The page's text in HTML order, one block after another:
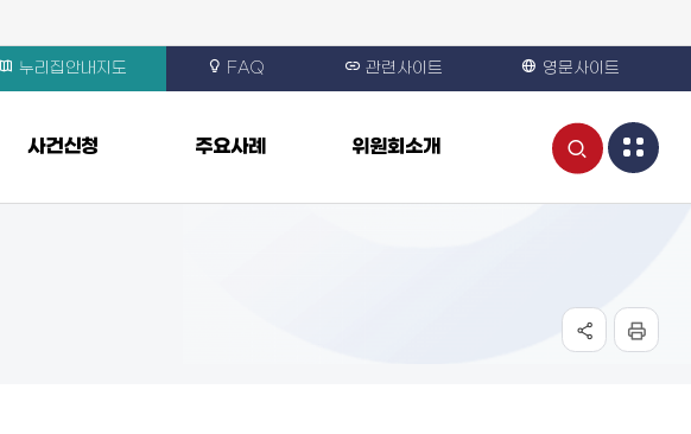
누리집안내지도 FAQ 관련사이트 영문사이트
사건신청 주요사례 위원회소개
통
합
열